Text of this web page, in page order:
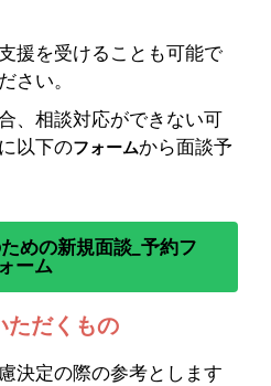
援を受けることも可能で
さい。
、相談対応ができない可
以下のフォームから面談予
めの新規面談_予約フ
ォーム
ただくもの
決定の際の参考とします